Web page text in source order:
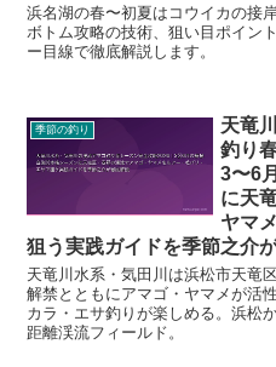
浜名湖の春〜初夏はコウイカの接
ボトム攻略の技術、狙い目ポイン
ー目線で徹底解説します。
季節の釣り
天竜
釣り
3〜6
に天
ヤマ
狙う実践ガイドを季節之介
天竜川水系・気田川は浜松市天竜
解禁とともにアマゴ・ヤマメが活
カラ・エサ釣りが楽しめる。浜松
距離渓流フィールド。